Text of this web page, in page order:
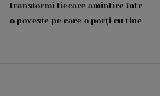
transformi fiecare amintire într-
o poveste pe care o porți cu tine